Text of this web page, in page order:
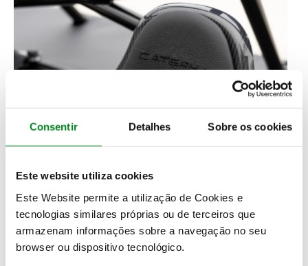
Consentir Detalhes Sobre os cookies
Este website utiliza cookies
Este Website permite a utilização de Cookies e
tecnologias similares próprias ou de terceiros que
armazenam informações sobre a navegação no seu
browser ou dispositivo tecnológico.
No habitáculo, a exclusividade continua com
logótipos Miami bordados nos apoios de cabeça e
placas identificativas numeradas.Cada exemplar
recebe ainda uma placa adicional no compartimento